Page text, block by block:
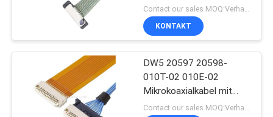
Steckverbinder
Contact our sales MOQ:Verhandelbar
KONTAKT
DW5 20597 20598-
010T-02 010E-02
Mikrokoaxialkabel mit
Stecker